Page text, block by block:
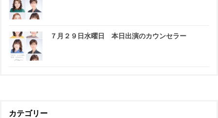
７月２９日水曜日 本日出演のカウンセラー
カテゴリー